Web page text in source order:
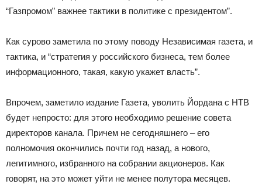
“Газпромом” важнее тактики в политике с президентом”.
Как сурово заметила по этому поводу Независимая газета, и
тактика, и “стратегия у российского бизнеса, тем более
информационного, такая, какую укажет власть”.
Впрочем, заметило издание Газета, уволить Йордана с НТВ
будет непросто: для этого необходимо решение совета
директоров канала. Причем не сегодняшнего – его
полномочия окончились почти год назад, а нового,
легитимного, избранного на собрании акционеров. Как
говорят, на это может уйти не менее полутора месяцев.